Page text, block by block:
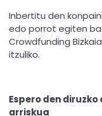
Inbertitu den
edo porrot egiten
Crowdfunding
itzuliko.
Espero den
arriskua